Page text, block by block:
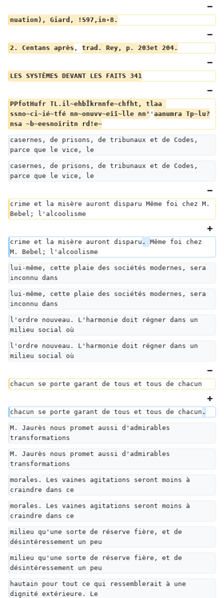
nuation), Giard, !S97,in-8.
2. Centans après , trad. Rey, p. 203et 204.
LES SYSTÈMES DEVANT LES FAITS 341
PPfotHufr TL.il~ehbÏkrnnfe~chfht, tlaa
ssno~ci~ié~tfé nn~onuvv~eîï~lle nn' ' aanumra Tp~lu?
nsa ~b~eesnoîritn rd!e~
casernes, de prisons, de tribunaux et de Codes,
parce que le vice, le
casernes, de prisons, de tribunaux et de Codes,
parce que le vice, le
crime et la misère auront disparu Même foi chez M.
Bebel; l'alcoolisme
crime et la misère auront disparu . Même foi chez
M. Bebel; l'alcoolisme
lui-même, cette plaie des sociétés modernes, sera
inconnu dans
lui-même, cette plaie des sociétés modernes, sera
inconnu dans
l'ordre nouveau. L'harmonie doit régner dans un
milieu social où
l'ordre nouveau. L'harmonie doit régner dans un
milieu social où
chacun se porte garant de tous et tous de chacun
chacun se porte garant de tous et tous de chacun .
M. Jaurès nous promet aussi d'admirables
transformations
M. Jaurès nous promet aussi d'admirables
transformations
morales. Les vaines agitations seront moins à
craindre dans ce
morales. Les vaines agitations seront moins à
craindre dans ce
milieu qu'une sorte de réserve fière, et de
désintéressement un peu
milieu qu'une sorte de réserve fière, et de
désintéressement un peu
hautain pour tout ce qui ressemblerait à une
dignité extérieure. Le